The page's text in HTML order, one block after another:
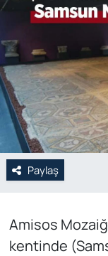
Paylaş
Amisos
kentinde
POLİTİKA
Siyaset
Spor
Web Tv
Yerel